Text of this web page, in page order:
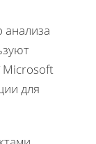
анализа
для